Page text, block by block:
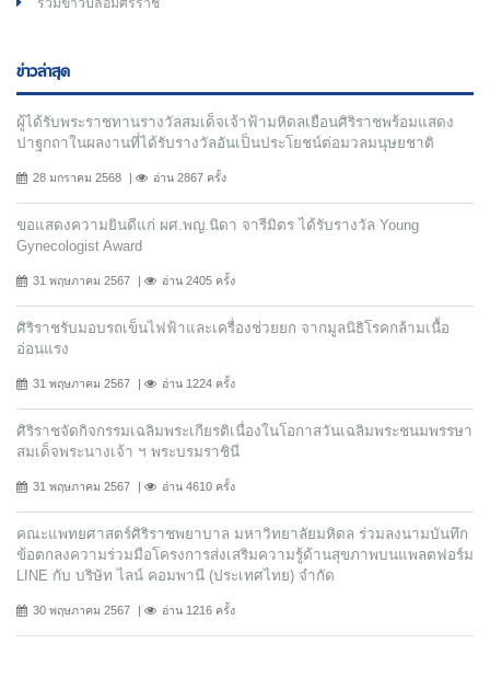
รวมข่าวปลอมศิริราช
ข่าวล่าสุด
ผู้ได้รับพระราชทานรางวัลสมเด็จเจ้าฟ้ามหิดลเยือนศิริราชพร้อมแสดง
ปาฐกถาในผลงานที่ได้รับรางวัลอันเป็นประโยชน์ต่อมวลมนุษยชาติ
28 มกราคม 2568 อ่าน 2867 ครั้ง
ขอแสดงความยินดีแก่ ผศ.พญ.นิดา จารีมิตร ได้รับรางวัล Young
Gynecologist Award
31 พฤษภาคม 2567 อ่าน 2405 ครั้ง
ศิริราชรับมอบรถเข็นไฟฟ้าและเครื่องช่วยยก จากมูลนิธิโรคกล้ามเนื้อ
อ่อนแรง
31 พฤษภาคม 2567 อ่าน 1224 ครั้ง
ศิริราชจัดกิจกรรมเฉลิมพระเกียรติเนื่องในโอกาสวันเฉลิมพระชนมพรรษา
สมเด็จพระนางเจ้า ฯ พระบรมราชินี
31 พฤษภาคม 2567 อ่าน 4610 ครั้ง
คณะแพทยศาสตร์ศิริราชพยาบาล มหาวิทยาลัยมหิดล ร่วมลงนามบันทึก
ข้อตกลงความร่วมมือโครงการส่งเสริมความรู้ด้านสุขภาพบนแพลตฟอร์ม
LINE กับ บริษัท ไลน์ คอมพานี (ประเทศไทย) จํากัด
30 พฤษภาคม 2567 อ่าน 1216 ครั้ง